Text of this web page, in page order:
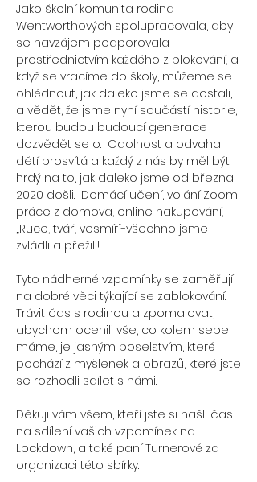
Jako školní komunita rodina
Wentworthových spolupracovala, aby
se navzájem podporovala
prostřednictvím každého z blokování, a
když se vracíme do školy, můžeme se
ohlédnout, jak daleko jsme se dostali,
a vědět, že jsme nyní součástí historie,
kterou budou budoucí generace
dozvědět se o. Odolnost a odvaha
dětí prosvítá a každý z nás by měl být
hrdý na to, jak daleko jsme od března
2020 došli. Domácí učení, volání Zoom,
práce z domova, online nakupování,
„Ruce, tvář, vesmír“-všechno jsme
zvládli a přežili!
Tyto nádherné vzpomínky se zaměřují
na dobré věci týkající se zablokování.
Trávit čas s rodinou a zpomalovat,
abychom ocenili vše, co kolem sebe
máme, je jasným poselstvím, které
pochází z myšlenek a obrazů, které jste
se rozhodli sdílet s námi.
Děkuji vám všem, kteří jste si našli čas
na sdílení vašich vzpomínek na
Lockdown, a také paní Turnerové za
organizaci této sbírky.